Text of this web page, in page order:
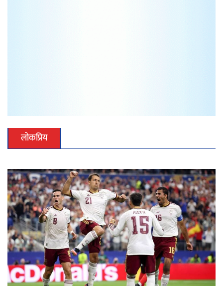
लोकप्रिय